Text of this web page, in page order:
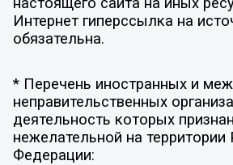
Интернет гиперссылка на
обязательна.
* Перечень иностранных и
неправительственных
деятельность которых
нежелательной на территории
Федерации: